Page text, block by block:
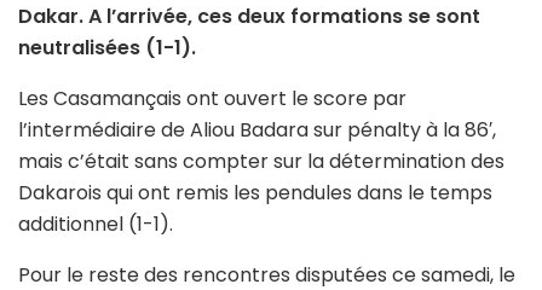
Dakar. A l’arrivée, ces deux formations se sont
neutralisées (1-1).
Les Casamançais ont ouvert le score par
l’intermédiaire de Aliou Badara sur pénalty à la 86′,
mais c’était sans compter sur la détermination des
Dakarois qui ont remis les pendules dans le temps
additionnel (1-1).
Pour le reste des rencontres disputées ce samedi, le